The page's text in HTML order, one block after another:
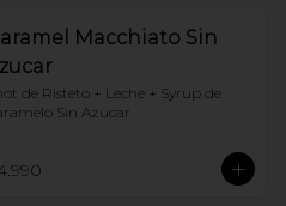
Macchiato Sin
de Risteto + Leche + Syrup de
Sin Azucar